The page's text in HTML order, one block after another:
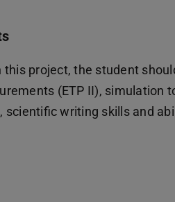
this project, the student
(ETP II), simulation
scientific writing skills and